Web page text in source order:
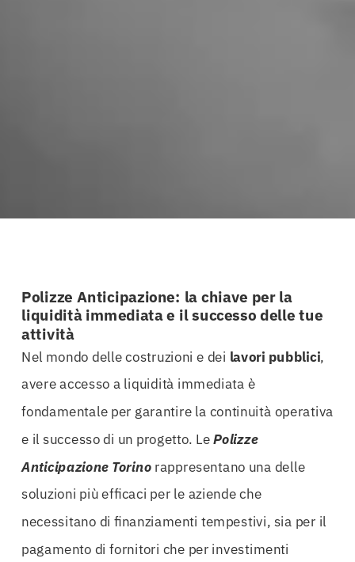
Polizze Anticipazione: la chiave per la
liquidità immediata e il successo delle tue
attività
Nel mondo delle costruzioni e dei lavori pubblici,
avere accesso a liquidità immediata è
fondamentale per garantire la continuità operativa
e il successo di un progetto. LePolizze
Anticipazione Torino rappresentano una delle
soluzioni più efficaci per le aziende che
necessitano di finanziamenti tempestivi, sia per il
pagamento di fornitori che per investimenti